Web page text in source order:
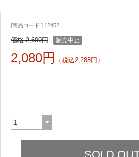
[商品コード ] 12452
価格 2,600円 販売中止
2,080円 （税込2,288円）